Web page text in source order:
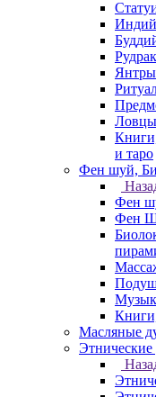
Янтры
и таро
Фен шуй,
Фен
Фен
Масляные